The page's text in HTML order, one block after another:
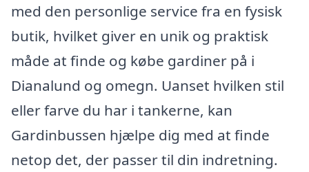
med den personlige service fra en fysisk
butik, hvilket giver en unik og praktisk
måde at finde og købe gardiner på i
Dianalund og omegn. Uanset hvilken stil
eller farve du har i tankerne, kan
Gardinbussen hjælpe dig med at finde
netop det, der passer til din indretning.